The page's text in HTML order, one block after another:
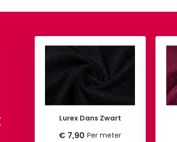
Lurex Dans Zwart
€ 7,90 Per meter